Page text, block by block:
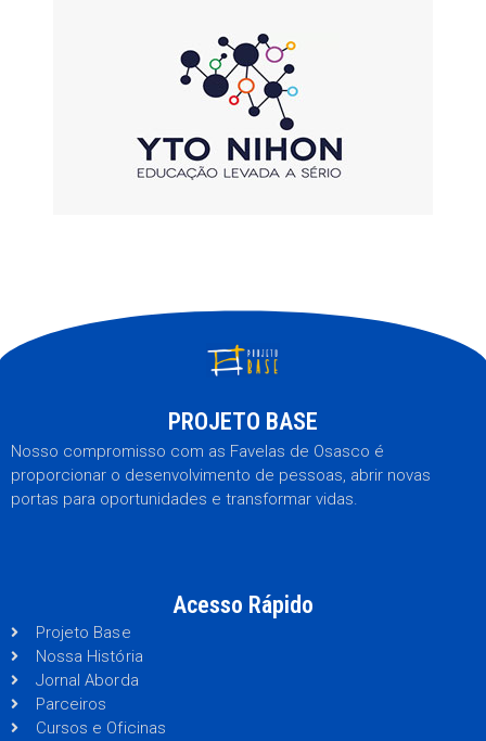
PROJETO BASE
Nosso compromisso com as Favelas de Osasco é
proporcionar o desenvolvimento de pessoas, abrir novas
portas para oportunidades e transformar vidas.
Acesso Rápido
Projeto Base
Nossa História
Jornal Aborda
Parceiros
Cursos e Oficinas